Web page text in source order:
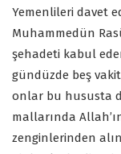
Yemenlileri davet
Muhammedün
şehadeti kabul
gündüzde beş
onlar bu hususta
mallarında
zenginlerinden